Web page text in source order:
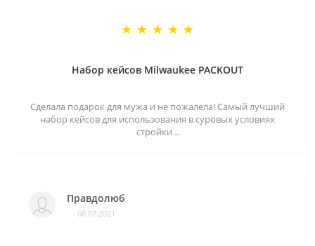
Набор кейсов Milwaukee PACKOUT
Сделала подарок для мужа и не пожалела! Самый лучший
набор кейсов для использования в суровых условиях
стройки ..
Правдолюб
06.07.2021